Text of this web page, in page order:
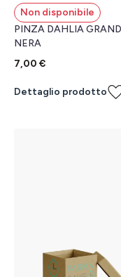
Non disponibile
PINZA DAHLIA
NERA
7,00 €
Dettaglio prodotto